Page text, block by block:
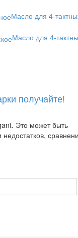
Масло для 4-
Масло для 4-
получайте!
Это может быть